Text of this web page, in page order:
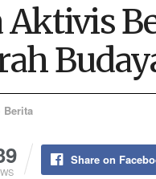
Aktivis
Berita
Share on